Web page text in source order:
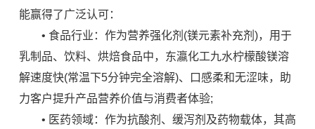
能赢得了广泛认可：
• 食品行业：作为营养强化剂(镁元素补充剂)，用于
乳制品、饮料、烘焙食品中，东瀛化工九水柠檬酸镁溶
解速度快(常温下5分钟完全溶解)、口感柔和无涩味，助
力客户提升产品营养价值与消费者体验;
• 医药领域：作为抗酸剂、缓泻剂及药物载体，其高